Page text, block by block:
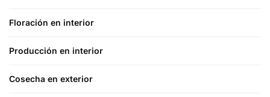
Floración en interior
Producción en interior
Cosecha en exterior